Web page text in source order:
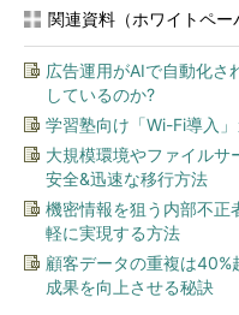
関連資料（ホワイトペー
広告運用がAIで自動化さ
しているのか?
学習塾向け「Wi-Fi導入」
大規模環境やファイル
安全&迅速な移行方法
機密情報を狙う内部不正
軽に実現する方法
顧客データの重複は
成果を向上させる秘訣